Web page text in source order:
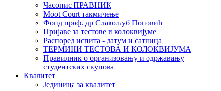
Часопис ПРАВНИК
Moot Court такмичење
Фонд проф. др Славољуб Поповић
Пријаве за тестове и колоквијуме
Распоред испита - датум и сатница
ТЕРМИНИ ТЕСТОВА И КОЛОКВИЈУМА
Правилник о организовању и одржавању
студентских скупова
Квалитет
Јединица за квалитет